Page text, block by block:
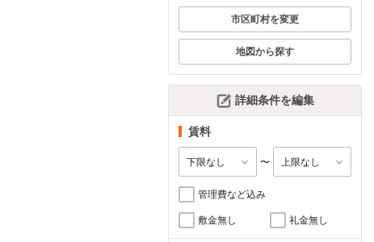
市区町村を変更
地図から探す
詳細条件を編集
賃料
〜
管理費など込み
敷金無し 礼金無し